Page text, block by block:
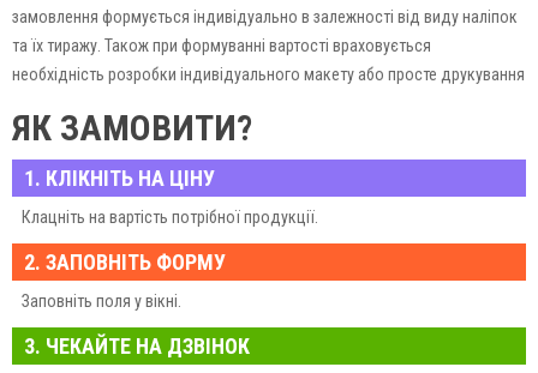
замовлення формується індивідуально в залежності від виду наліпок
та їх тиражу. Також при формуванні вартості враховується
необхідність розробки індивідуального макету або просте друкування
В любому випадку, ми можемо вас завірити, що друк фігурних наліпок
в «Сфінкс» буде коштувати недорого. Для оформлення замовлення
необхідно звернутися до менеджера типографії, який допоможе
правильно та швидко зробити заказ на придбання фігурних наліпок та
стікерів.
ЯК ЗАМОВИТИ?
1. КЛІКНІТЬ НА ЦІНУ
Клацніть на вартість потрібної продукції.
2. ЗАПОВНІТЬ ФОРМУ
Заповніть поля у вікні.
3. ЧЕКАЙТЕ НА ДЗВІНОК